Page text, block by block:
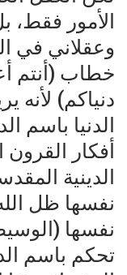
الأمور
وعقلاني في
خطاب (أنتم
دنياكم) لأنه
الدنيا باسم
أفكار
الدينية
نفسها ظل
نفسها
تحكم باسم